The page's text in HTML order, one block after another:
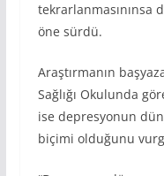
tekrarlanmasınınsa
öne sürdü.
Araştırmanın
Sağlığı Okulunda
ise depresyonun
biçimi olduğunu